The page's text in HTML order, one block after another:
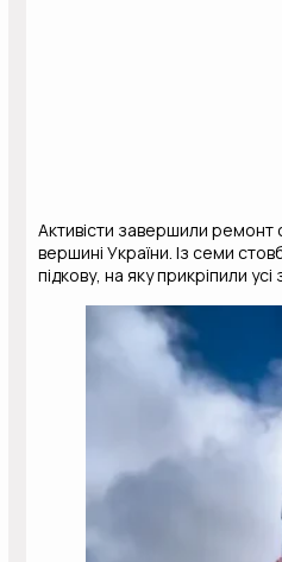
Активісти завершили ремонт
вершині України. Із семи
підкову, на яку прикріпили